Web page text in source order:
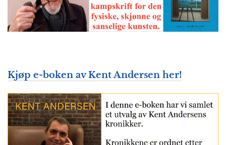
Kjøp e-boken av Kent Andersen her!